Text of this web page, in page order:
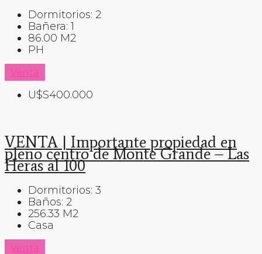
Dormitorios: 2
Bañera: 1
86.00 M2
PH
Venta
U$S400.000
VENTA | Importante propiedad en
pleno centro de Monte Grande – Las
Heras al 100
Dormitorios: 3
Baños: 2
256.33 M2
Casa
Venta